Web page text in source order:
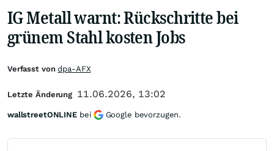
IG Metall warnt: Rückschritte bei
grünem Stahl kosten Jobs
Verfasst vondpa-AFX
Letzte Änderung 11.06.2026, 13:02
wallstreetONLINE bei Google bevorzugen.